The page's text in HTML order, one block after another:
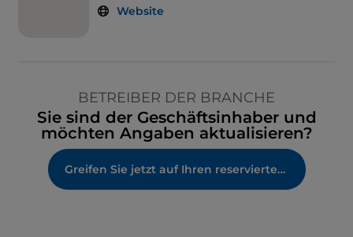
Website
BETREIBER DER BRANCHE
Sie sind der Geschäftsinhaber und
möchten Angaben aktualisieren?
Greifen Sie jetzt auf Ihren reservierten Bereich zu